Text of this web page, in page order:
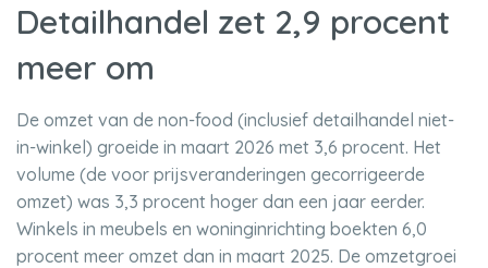
Detailhandel zet 2,9 procent
meer om
De omzet van de non-food (inclusief detailhandel niet-
in-winkel) groeide in maart 2026 met 3,6 procent. Het
volume (de voor prijsveranderingen gecorrigeerde
omzet) was 3,3 procent hoger dan een jaar eerder.
Winkels in meubels en woninginrichting boekten 6,0
procent meer omzet dan in maart 2025. De omzetgroei